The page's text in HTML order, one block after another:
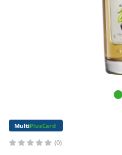
MultiPlusCard
(0)